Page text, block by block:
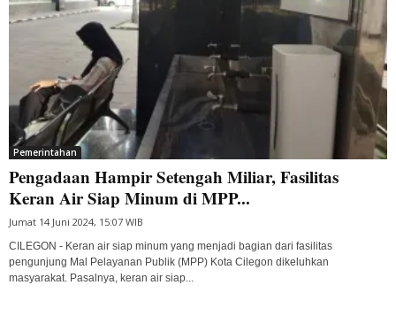
Pemerintahan
Pengadaan Hampir Setengah Miliar, Fasilitas
Keran Air Siap Minum di MPP...
Jumat 14 Juni 2024, 15:07 WIB
CILEGON - Keran air siap minum yang menjadi bagian dari fasilitas
pengunjung Mal Pelayanan Publik (MPP) Kota Cilegon dikeluhkan
masyarakat. Pasalnya, keran air siap...